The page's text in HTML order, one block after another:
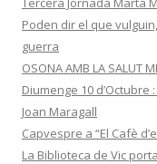
Poden dir el que
guerra
OSONA AMB LA SALUT
Diumenge 10
Joan Maragall
Capvespre a “El Cafè
La Biblioteca de Vic